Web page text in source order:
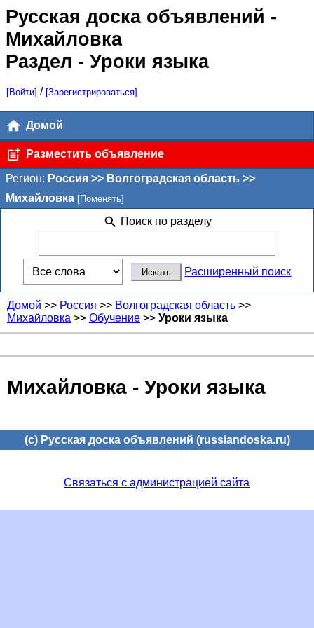
Русская доска объявлений -
Михайловка
Раздел - Уроки языка
[Войти] / [Зарегистрироваться]
Домой
Разместить объявление
Регион: Россия >> Волгоградская область >>
Михайловка [Поменять]
Поиск по разделу
Расширенный поиск
Домой >> Россия >> Волгоградская область >>
Михайловка >> Обучение >> Уроки языка
Михайловка - Уроки языка
(c) Русская доска объявлений (russiandoska.ru)
Связаться с администрацией сайта